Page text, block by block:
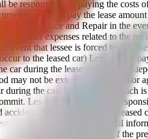
responsible for paying the costs
and shail pay the lease
4 Maintenance and Repair in the
other expenses related to the
that lessee is forced to tow
to the leased car) Lessee shail
car during the lease period. This
may not be extended unless
the car rental period. whach
Lessee alone shall bear
in the event that the
must provide lessor with all
breaches any of the terms of the